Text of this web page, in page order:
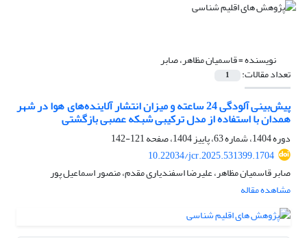
نویسنده =قاسمیان مظاهر، صابر
تعداد مقالات: 1
پیش‌بینی آلودگی 24 ساعته و میزان انتشار آلاینده‌های هوا در شهر
همدان با استفاده از مدل ترکیبی شبکه عصبی بازگشتی
دوره 1404، شماره 63، پاییز 1404، صفحه
121-142
10.22034/jcr.2025.531399.1704
صابر قاسمیان مظاهر، علیرضا اسفندیاری مقدم، منصور اسماعیل پور
مشاهده مقاله